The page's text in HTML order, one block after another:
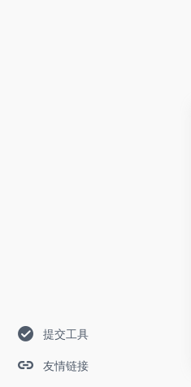
提交工具
友情链接